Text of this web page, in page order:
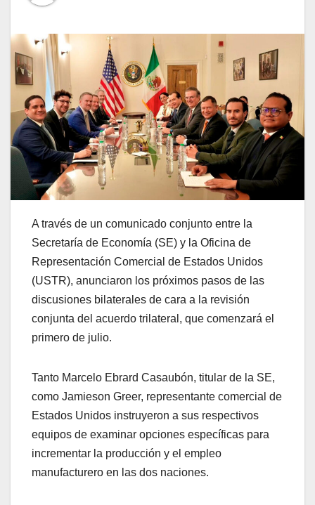
A través de un comunicado conjunto entre la
Secretaría de Economía (SE) y la Oficina de
Representación Comercial de Estados Unidos
(USTR), anunciaron los próximos pasos de las
discusiones bilaterales de cara a la revisión
conjunta del acuerdo trilateral, que comenzará el
primero de julio.
Tanto Marcelo Ebrard Casaubón, titular de la SE,
como Jamieson Greer, representante comercial de
Estados Unidos instruyeron a sus respectivos
equipos de examinar opciones específicas para
incrementar la producción y el empleo
manufacturero en las dos naciones.